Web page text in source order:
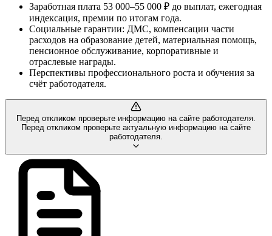
Заработная плата 53 000–55 000 ₽ до выплат, ежегодная
индексация, премии по итогам года.
Социальные гарантии: ДМС, компенсации части
расходов на образование детей, материальная помощь,
пенсионное обслуживание, корпоративные и
отраслевые награды.
Перспективы профессионального роста и обучения за
счёт работодателя.
Перед откликом проверьте информацию на сайте работодателя.
Перед откликом проверьте актуальную информацию на сайте
работодателя.